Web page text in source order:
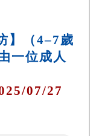
】（4–7歲
一位成人
07/27